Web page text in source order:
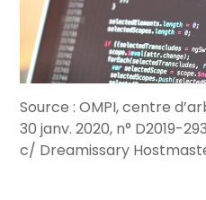
Source : OMPI, centre
30 janv. 2020, n° D2019-
c/ Dreamissary